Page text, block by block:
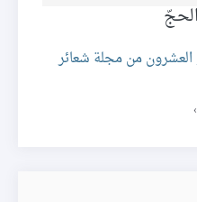
و العشرون من مجلة شعائر
›